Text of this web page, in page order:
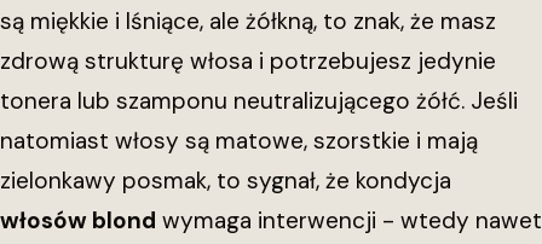
są miękkie i lśniące, ale żółkną, to znak, że masz
zdrową strukturę włosa i potrzebujesz jedynie
tonera lub szamponu neutralizującego żółć. Jeśli
natomiast włosy są matowe, szorstkie i mają
zielonkawy posmak, to sygnał, że kondycja
włosów blond wymaga interwencji - wtedy nawet